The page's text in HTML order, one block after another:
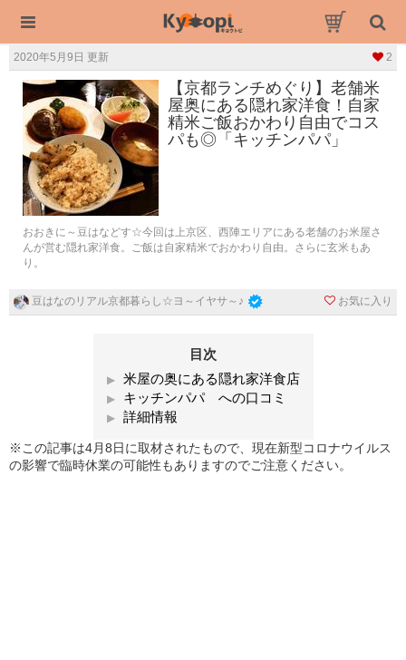
2020年5月9日 更新 2
【京都ランチめぐり】老舗米
屋奥にある隠れ家洋食！自家
精米ご飯おかわり自由でコス
パも◎「キッチンパパ」
おおきに～豆はなどす☆今回は上京区、西陣エリアにある老舗のお米屋さ
んが営む隠れ家洋食。ご飯は自家精米でおかわり自由。さらに玄米もあ
り。
豆はなのリアル京都暮らし☆ヨ～イヤサ～♪ お気に入り
目次
米屋の奥にある隠れ家洋食店
キッチンパパ への口コミ
詳細情報
※この記事は4月8日に取材されたもので、現在新型コロナウイルス
の影響で臨時休業の可能性もありますのでご注意ください。